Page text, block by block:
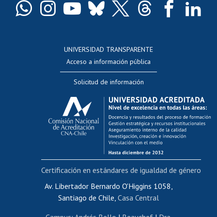
Docentes
Evaluación docente
Calificación académica
Postulación al AUCAI
Funcionarias/os
Cursos internos de capacitación
Bienestar del personal
Portal de movilidad interna
Certificado de renta
Certificado de renta honorarios
UNIVERSIDAD TRANSPARENTE
Acceso a información pública
Solicitud de información
Av. Libertador Bernardo O'Higgins 1058,
Santiago de Chile, Casa Central
Certificación en estándares de igualdad de género